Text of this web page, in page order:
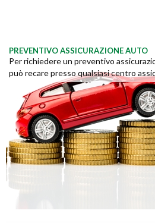
PREVENTIVO ASSICURAZIONE AUTO
Per richiedere un preventivo
può recare presso qualsiasi centro